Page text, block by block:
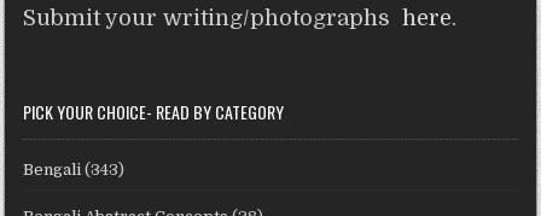
Submit your writing/photographshere.
PICK YOUR CHOICE- READ BY CATEGORY
Bengali (343)